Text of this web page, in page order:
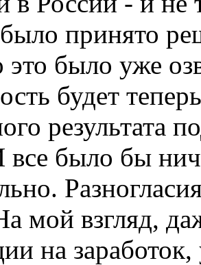
принято
это было уже
будет
результата
все было бы
мой взгляд,
на